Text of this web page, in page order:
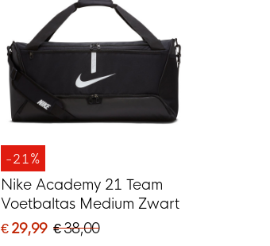
-21%
Nike Academy 21 Team
Voetbaltas Medium Zwart
€ 29,99 € 38,00